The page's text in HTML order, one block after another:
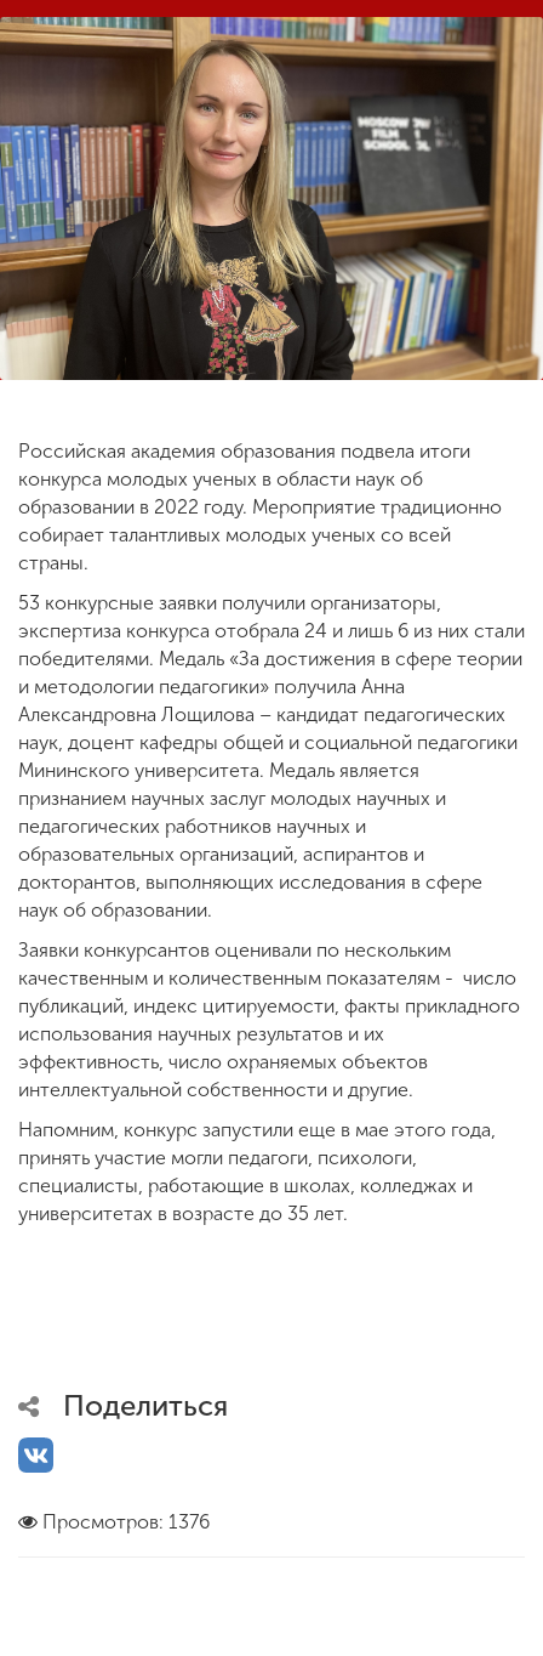
Другие виды
деятельности
Студенческая жизнь
Сведения об
образовательной
организации
ENG SPN CHI
Приемная
комиссия
+7 (831) 262-26-20
Российская академия образования подвела итоги
конкурса молодых ученых в области наук об
образовании в 2022 году. Мероприятие традиционно
собирает талантливых молодых ученых со всей
страны.
53 конкурсные заявки получили организаторы,
экспертиза конкурса отобрала 24 и лишь 6 из них стали
победителями. Медаль «За достижения в сфере теории
и методологии педагогики» получила Анна
Александровна Лощилова – кандидат педагогических
наук, доцент кафедры общей и социальной педагогики
Мининского университета. Медаль является
признанием научных заслуг молодых научных и
педагогических работников научных и
образовательных организаций, аспирантов и
докторантов, выполняющих исследования в сфере
наук об образовании.
Заявки конкурсантов оценивали по нескольким
качественным и количественным показателям - число
публикаций, индекс цитируемости, факты прикладного
использования научных результатов и их
эффективность, число охраняемых объектов
интеллектуальной собственности и другие.
Напомним, конкурс запустили еще в мае этого года,
принять участие могли педагоги, психологи,
специалисты, работающие в школах, колледжах и
университетах в возрасте до 35 лет.
Поделиться
Просмотров: 1376